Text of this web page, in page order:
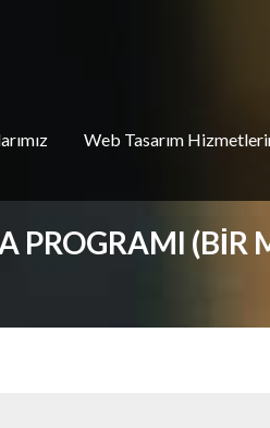
Web Tasarım
PROGRAMI (BIR